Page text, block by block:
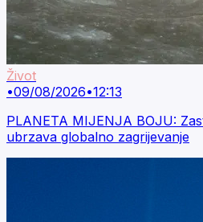
Život
•09/08/2026•12:13
PLANETA MIJENJA BOJU:
ubrzava globalno zagrijevanje